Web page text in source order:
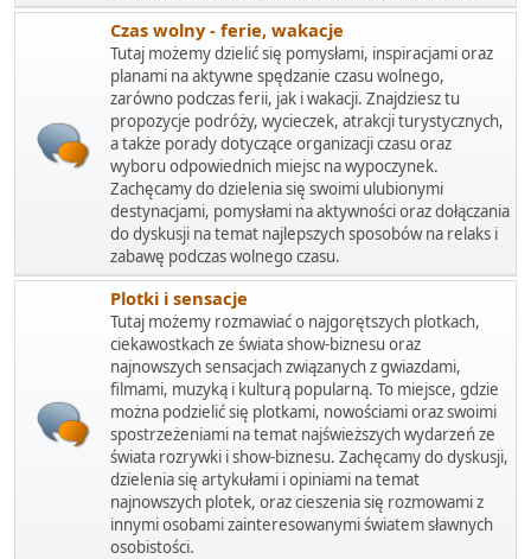
Czas wolny - ferie, wakacje
Tutaj możemy dzielić się pomysłami, inspiracjami oraz
planami na aktywne spędzanie czasu wolnego,
zarówno podczas ferii, jak i wakacji. Znajdziesz tu
propozycje podróży, wycieczek, atrakcji turystycznych,
a także porady dotyczące organizacji czasu oraz
wyboru odpowiednich miejsc na wypoczynek.
Zachęcamy do dzielenia się swoimi ulubionymi
destynacjami, pomysłami na aktywności oraz dołączania
do dyskusji na temat najlepszych sposobów na relaks i
zabawę podczas wolnego czasu.
Plotki i sensacje
Tutaj możemy rozmawiać o najgorętszych plotkach,
ciekawostkach ze świata show-biznesu oraz
najnowszych sensacjach związanych z gwiazdami,
filmami, muzyką i kulturą popularną. To miejsce, gdzie
można podzielić się plotkami, nowościami oraz swoimi
spostrzeżeniami na temat najświeższych wydarzeń ze
świata rozrywki i show-biznesu. Zachęcamy do dyskusji,
dzielenia się artykułami i opiniami na temat
najnowszych plotek, oraz cieszenia się rozmowami z
innymi osobami zainteresowanymi światem sławnych
osobistości.